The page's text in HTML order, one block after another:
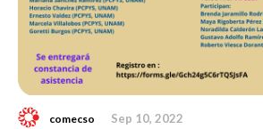
comecso Sep 10, 2022